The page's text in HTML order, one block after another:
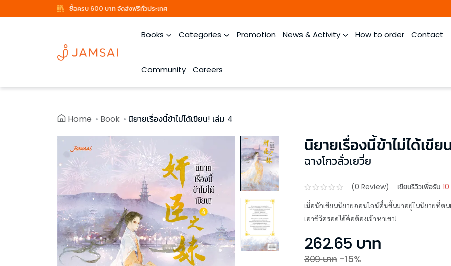
ซื้อครบ 600 บาท จัดส่งฟรีทั่วประเทศ
Books Categories Promotion News & Activity How to order Contact
Community Careers
Home Book นิยายเรื่องนี้ข้าไม่ได้เขียน! เล่ม 4
นิยายเรื่องนี้ข้าไม่ได้เขี
ฉางโกวลั่วเยวี่ย
(0 Review) เขียนรีวิวเพื่อรับ
เมื่อนักเขียนนิยายออนไลน์ตื่นขึ้นมาอยู่ในนิยายที่ตน
เอาชีวิตรอดได้คือต้องเข้าหาเขา!
262.65 บาท
309บาท -15%